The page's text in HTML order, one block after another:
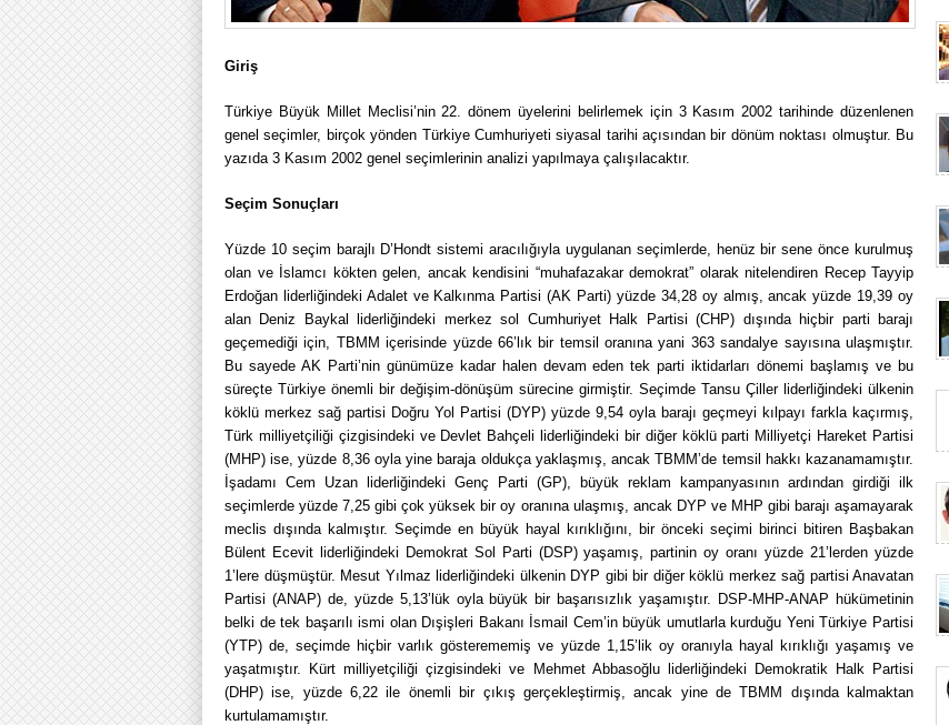
Giriş
Türkiye Büyük Millet Meclisi’nin 22. dönem üyelerini belirlemek için 3 Kasım 2002 tarihinde düzenlenen
genel seçimler, birçok yönden Türkiye Cumhuriyeti siyasal tarihi açısından bir dönüm noktası olmuştur. Bu
yazıda 3 Kasım 2002 genel seçimlerinin analizi yapılmaya çalışılacaktır.
Seçim Sonuçları
Yüzde 10 seçim barajlı D’Hondt sistemi aracılığıyla uygulanan seçimlerde, henüz bir sene önce kurulmuş
olan ve İslamcı kökten gelen, ancak kendisini “muhafazakar demokrat” olarak nitelendiren Recep Tayyip
Erdoğan liderliğindeki Adalet ve Kalkınma Partisi (AK Parti) yüzde 34,28 oy almış, ancak yüzde 19,39 oy
alan Deniz Baykal liderliğindeki merkez sol Cumhuriyet Halk Partisi (CHP) dışında hiçbir parti barajı
geçemediği için, TBMM içerisinde yüzde 66’lık bir temsil oranına yani 363 sandalye sayısına ulaşmıştır.
Bu sayede AK Parti’nin günümüze kadar halen devam eden tek parti iktidarları dönemi başlamış ve bu
süreçte Türkiye önemli bir değişim-dönüşüm sürecine girmiştir. Seçimde Tansu Çiller liderliğindeki ülkenin
köklü merkez sağ partisi Doğru Yol Partisi (DYP) yüzde 9,54 oyla barajı geçmeyi kılpayı farkla kaçırmış,
Türk milliyetçiliği çizgisindeki ve Devlet Bahçeli liderliğindeki bir diğer köklü parti Milliyetçi Hareket Partisi
(MHP) ise, yüzde 8,36 oyla yine baraja oldukça yaklaşmış, ancak TBMM’de temsil hakkı kazanamamıştır.
İşadamı Cem Uzan liderliğindeki Genç Parti (GP), büyük reklam kampanyasının ardından girdiği ilk
seçimlerde yüzde 7,25 gibi çok yüksek bir oy oranına ulaşmış, ancak DYP ve MHP gibi barajı aşamayarak
meclis dışında kalmıştır. Seçimde en büyük hayal kırıklığını, bir önceki seçimi birinci bitiren Başbakan
Bülent Ecevit liderliğindeki Demokrat Sol Parti (DSP) yaşamış, partinin oy oranı yüzde 21’lerden yüzde
1’lere düşmüştür. Mesut Yılmaz liderliğindeki ülkenin DYP gibi bir diğer köklü merkez sağ partisi Anavatan
Partisi (ANAP) de, yüzde 5,13’lük oyla büyük bir başarısızlık yaşamıştır. DSP-MHP-ANAP hükümetinin
belki de tek başarılı ismi olan Dışişleri Bakanı İsmail Cem’in büyük umutlarla kurduğu Yeni Türkiye Partisi
(YTP) de, seçimde hiçbir varlık gösterememiş ve yüzde 1,15’lik oy oranıyla hayal kırıklığı yaşamış ve
yaşatmıştır. Kürt milliyetçiliği çizgisindeki ve Mehmet Abbasoğlu liderliğindeki Demokratik Halk Partisi
(DHP) ise, yüzde 6,22 ile önemli bir çıkış gerçekleştirmiş, ancak yine de TBMM dışında kalmaktan
kurtulamamıştır.